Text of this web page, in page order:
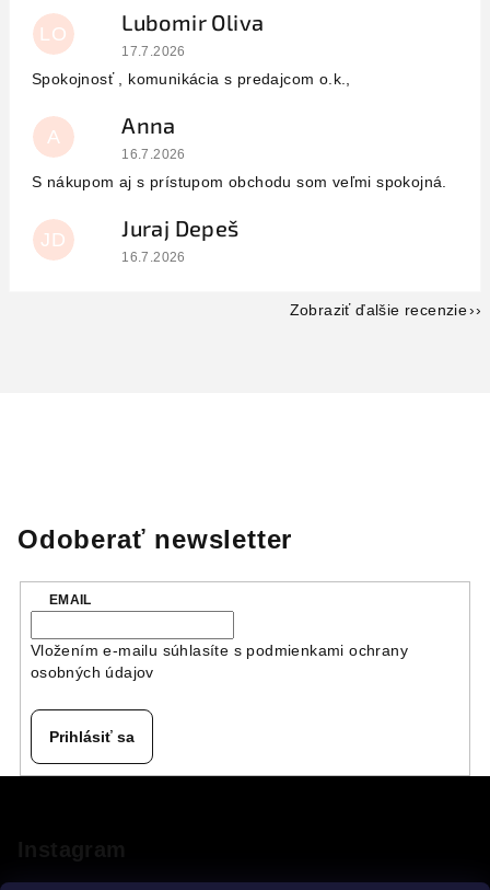
LO Lubomir Oliva
Hodnotenie obchodu je 5 z 5 hviezdičiek.
17.7.2026
Spokojnosť , komunikácia s predajcom o.k.,
A Anna
Hodnotenie obchodu je 5 z 5 hviezdičiek.
16.7.2026
S nákupom aj s prístupom obchodu som veľmi spokojná.
JD Juraj Depeš
Hodnotenie obchodu je 5 z 5 hviezdičiek.
16.7.2026
Zobraziť ďalšie recenzie
Odoberať newsletter
EMAIL
Vložením e-mailu súhlasíte s podmienkami ochrany
osobných údajov
Prihlásiť sa
ä